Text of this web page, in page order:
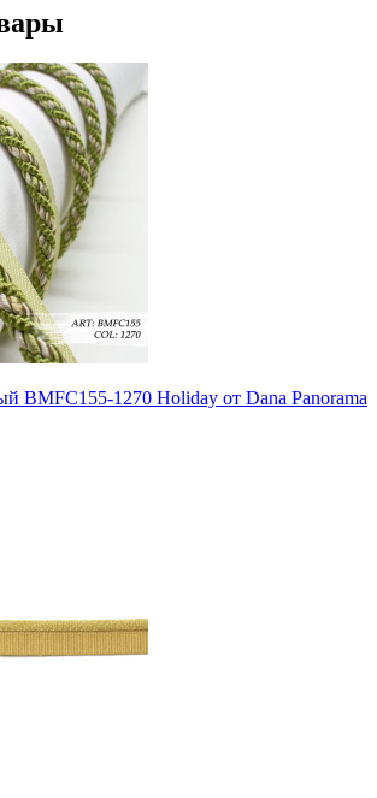
BMFC155-1270 Holiday от Dana Panorama